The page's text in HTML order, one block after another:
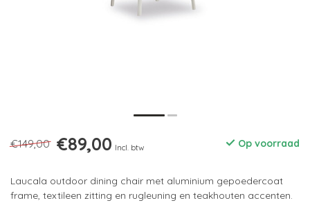
€149,00 €89,00 Incl. btw Op voorraad
Laucala outdoor dining chair met aluminium gepoedercoat
frame, textileen zitting en rugleuning en teakhouten accenten.